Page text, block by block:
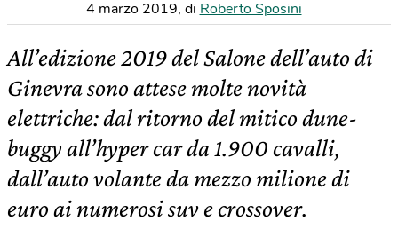
4 marzo 2019, di Roberto Sposini
All’edizione 2019 del Salone dell’auto di
Ginevra sono attese molte novità
elettriche: dal ritorno del mitico dune-
buggy all’hyper car da 1.900 cavalli,
dall’auto volante da mezzo milione di
euro ai numerosi suv e crossover.